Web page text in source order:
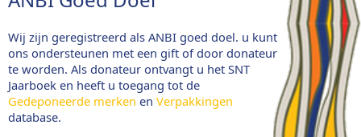
Wij zijn geregistreerd als ANBI goed doel. u kunt
ons ondersteunen met een gift of door donateur
te worden. Als donateur ontvangt u het SNT
Jaarboek en heeft u toegang tot de
Gedeponeerde merken en Verpakkingen
database.